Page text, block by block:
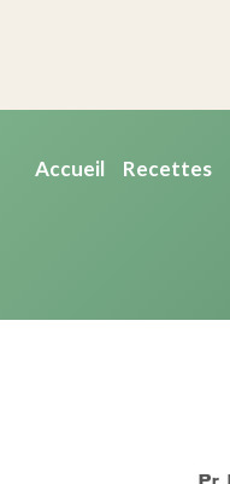
Accueil Recettes